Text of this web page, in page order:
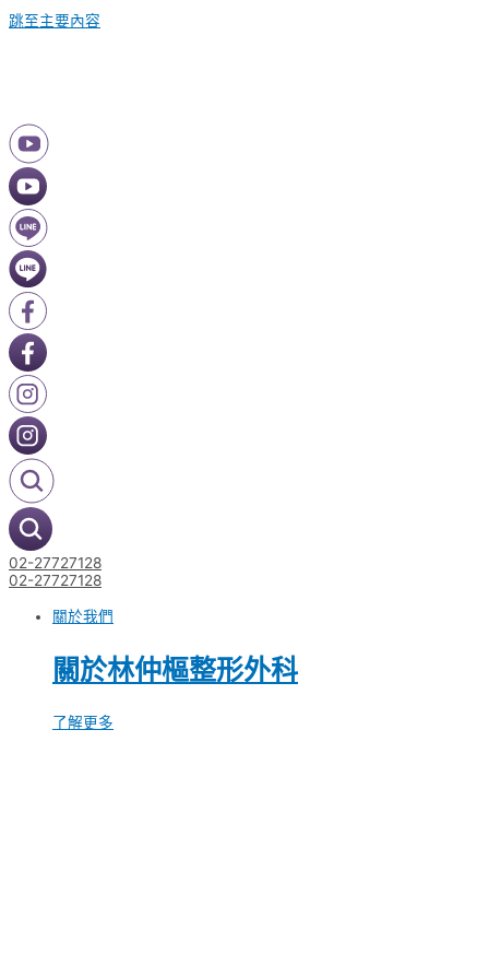
跳至主要內容
02-27727128
02-27727128
關於我們
關於林仲樞整形外科
了解更多